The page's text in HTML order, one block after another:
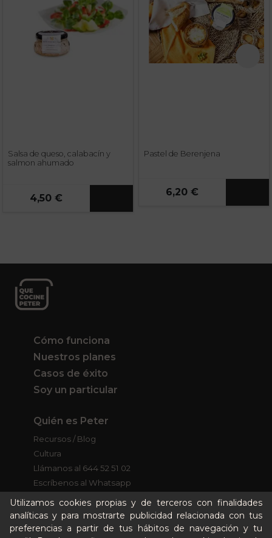
Salsa de queso, calabacín y
salmon ahumado
4,50 €
Pastel de Berenjena
6,20 €
Utilizamos cookies propias y de terceros con finalidades
analíticas y para mostrarte publicidad relacionada con tus
preferencias a partir de tus hábitos de navegación y tu
Cómo funciona
Nuestros planes
Casos de éxito
Soy un particular
Quién es Peter
Recursos / Blog
Cultura
Llámanos al 644 52 51 02
Escríbenos al Whatsapp
Escríbenos al correo
De lunes a viernes de 8:30 a 14:00